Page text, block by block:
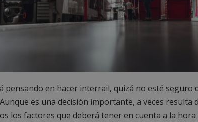
pensando en hacer interrail, quizá no esté seguro
es una decisión importante, a veces resulta
los factores que deberá tener en cuenta a la